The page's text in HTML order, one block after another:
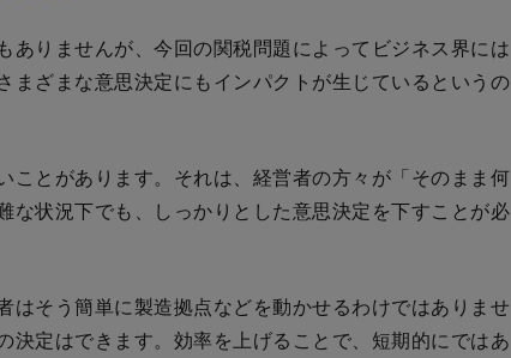
ありませんが、今回の関税問題によってビジネス界には
まざまな意思決定にもインパクトが生じているというの
とがあります。それは、経営者の方々が「そのまま何
な状況下でも、しっかりとした意思決定を下すことが必
そう簡単に製造拠点などを動かせるわけではありませ
決定はできます。効率を上げることで、短期的にではあ